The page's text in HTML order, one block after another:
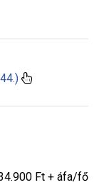
Ft + áfa/fő